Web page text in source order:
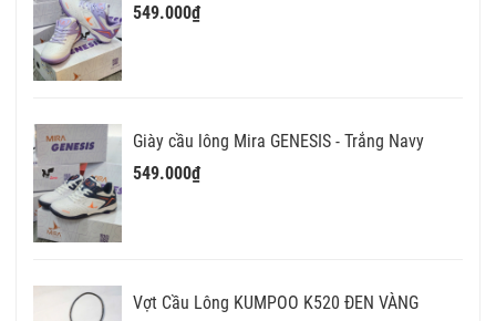
549.000₫
Giày cầu lông Mira GENESIS - Trắng Navy
549.000₫
Vợt Cầu Lông KUMPOO K520 ĐEN VÀNG